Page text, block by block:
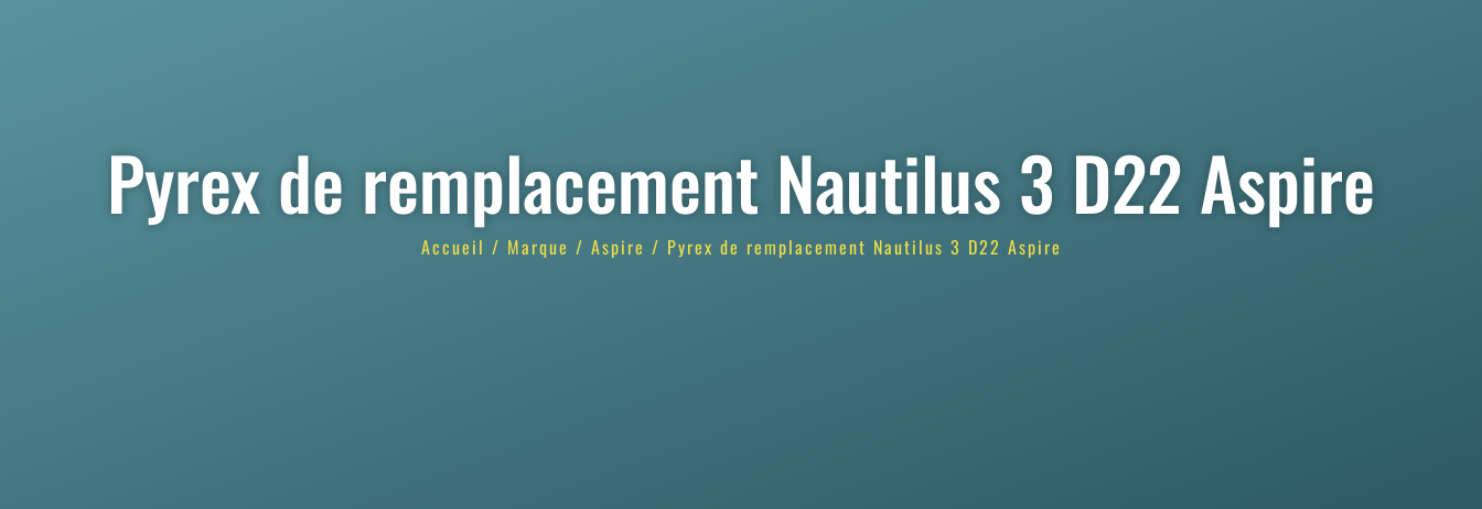
Pyrex de remplacement Nautilus 3 D22 Aspire
Accueil / Marque / Aspire / Pyrex de remplacement Nautilus 3 D22 Aspire